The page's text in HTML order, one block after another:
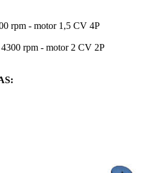
rpm - motor 1,5 CV 4P
rpm - motor 2 CV 2P